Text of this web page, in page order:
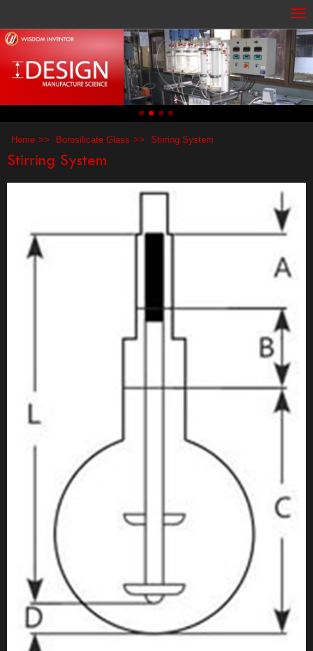
Home Borosilicate Glass Stirring System
Stirring System